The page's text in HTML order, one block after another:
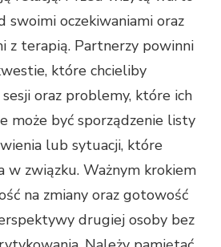
swoimi oczekiwaniami oraz
z terapią. Partnerzy powinni
które chcieliby
oraz problemy, które ich
może być sporządzenie listy
lub sytuacji, które
w związku. Ważnym krokiem
na zmiany oraz gotowość
drugiej osoby bez